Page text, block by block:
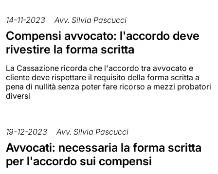
14-11-2023 Avv. Silvia Pascucci
Compensi avvocato: l'accordo deve
rivestire la forma scritta
La Cassazione ricorda che l'accordo tra avvocato e
cliente deve rispettare il requisito della forma scritta a
pena di nullità senza poter fare ricorso a mezzi probatori
diversi
19-12-2023 Avv. Silvia Pascucci
Avvocati: necessaria la forma scritta
per l'accordo sui compensi